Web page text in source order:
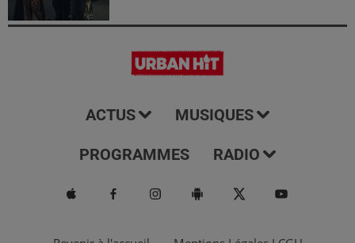
ACTUS MUSIQUES
PROGRAMMES RADIO